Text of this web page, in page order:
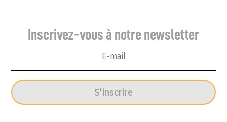
Inscrivez-vous à notre newsletter
S'inscrire